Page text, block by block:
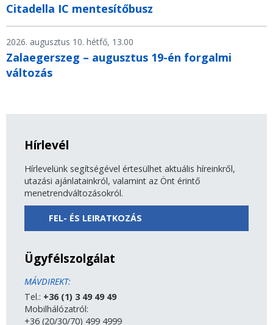
Citadella IC mentesítőbusz
2026. augusztus 10. hétfő, 13.00
Zalaegerszeg – augusztus 19-én forgalmi
változás
Hírlevél
Hírlevelünk segítségével értesülhet aktuális híreinkről,
utazási ajánlatainkról, valamint az Önt érintő
menetrendváltozásokról.
FEL- ÉS LEIRATKOZÁS
Ügyfélszolgálat
MÁVDIREKT:
Tel.: +36 (1) 3 49 49 49
Mobilhálózatról:
+36 (20/30/70) 499 4999